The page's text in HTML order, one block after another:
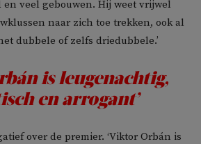
veel gebouwen. Hij weet vrijwel
naar zich toe trekken, ook al
dubbele of zelfs driedubbele.’
is leugenachtig,
en arrogant’
over de premier. ‘Viktor Orbán is